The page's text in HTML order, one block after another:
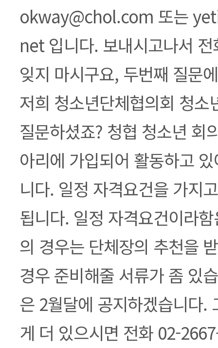
okway@chol.com 또는
net 입니다. 보내시고나서
잊지 마시구요, 두번째 질문
저희 청소년단체협의회 청소
질문하셨죠? 청협 청소년 회
아리에 가입되어 활동하고
니다. 일정 자격요건을 가지
됩니다. 일정 자격요건이라
의 경우는 단체장의 추천을
경우 준비해줄 서류가 좀 있
은 2월달에 공지하겠습니다.
게 더 있으시면 전화 02-